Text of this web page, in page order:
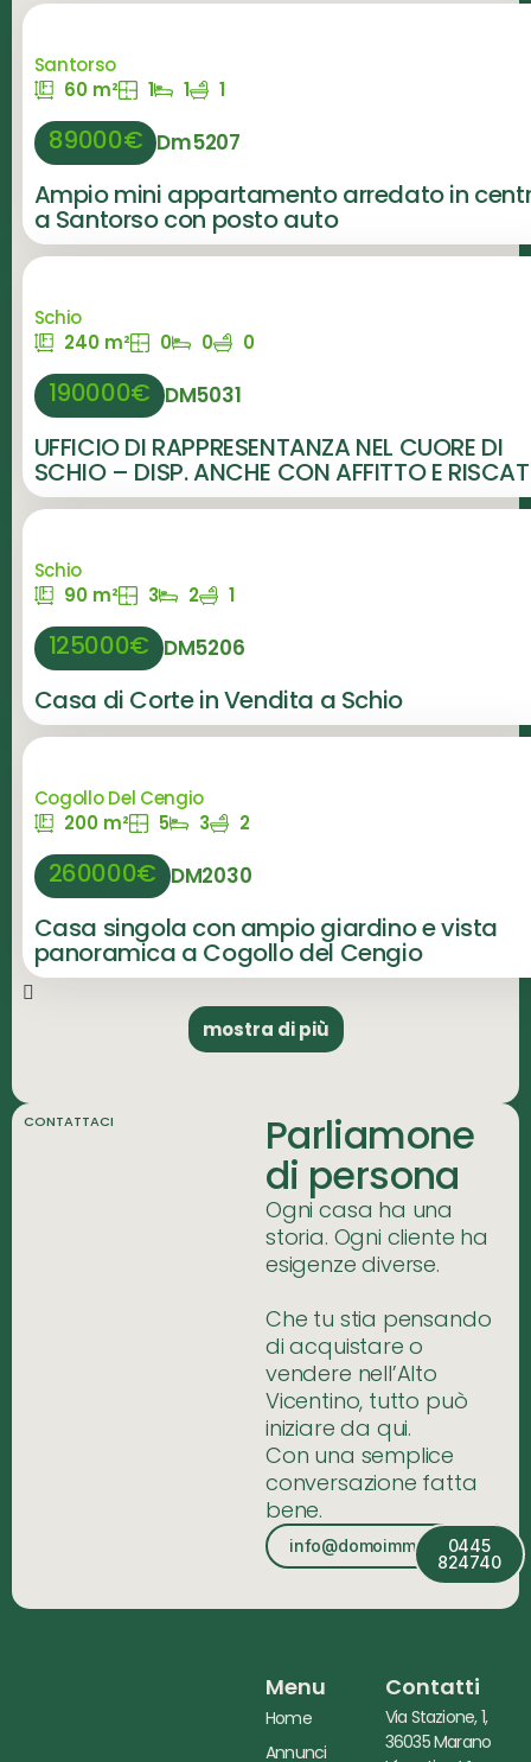
Santorso
60 m²
1 1 1
89000€ Dm5207
Ampio mini appartamento arredato in
a Santorso con posto auto
Schio
240 m²
0 0 0
190000€ DM5031
UFFICIO DI RAPPRESENTANZA NEL CUORE DI
SCHIO – DISP. ANCHE CON AFFITTO E
Schio
90 m²
3 2 1
125000€ DM5206
Casa di Corte in Vendita a Schio
Cogollo Del Cengio
200 m²
5 3 2
260000€ DM2030
Casa singola con ampio giardino e vista
panoramica a Cogollo del Cengio
mostra di più
CONTATTACI Parliamone
di persona
Ogni casa ha una
storia. Ogni cliente ha
esigenze diverse.
Che tu stia pensando
di acquistare o
vendere nell’Alto
Vicentino, tutto può
iniziare da qui.
Con una semplice
conversazione fatta
bene.
info@domoimmobiliare.it
0445
824740
Menu
Home
Annunci
Contatti
Via Stazione, 1,
36035 Marano